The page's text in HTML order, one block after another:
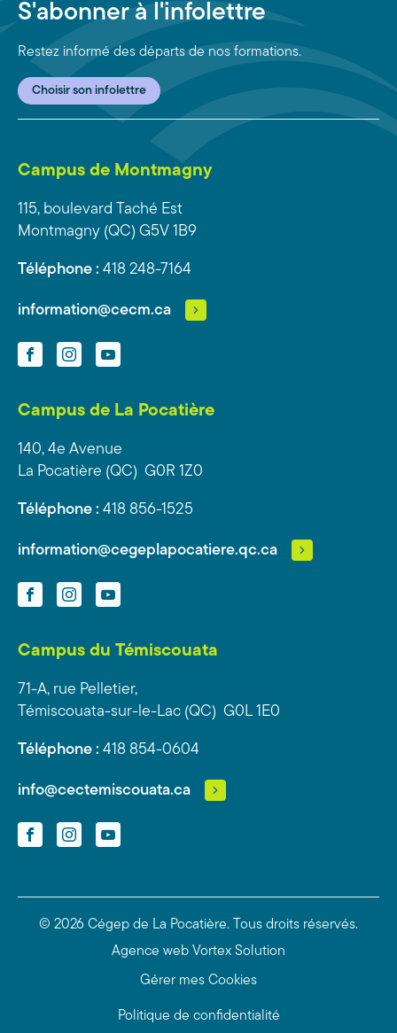
S'abonner à l'infolettre
Restez informé des départs de nos formations.
Choisir son infolettre
Campus de Montmagny
115, boulevard Taché Est
Montmagny (QC) G5V 1B9
Téléphone : 418 248-7164
information@cecm.ca
FacebookInstagramYouTube
Campus de La Pocatière
140, 4e Avenue
La Pocatière (QC) G0R 1Z0
Téléphone : 418 856-1525
information@cegeplapocatiere.qc.ca
FacebookInstagramYouTube
Campus du Témiscouata
71-A, rue Pelletier,
Témiscouata-sur-le-Lac (QC) G0L 1E0
Téléphone : 418 854-0604
info@cectemiscouata.ca
FacebookInstagramYouTube
© 2026 Cégep de La Pocatière. Tous droits réservés.
Agence web Vortex Solution
Gérer mes Cookies
Politique de confidentialité